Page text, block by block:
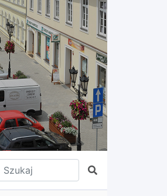
Wpisz tekst do wyszukania
Szukaj